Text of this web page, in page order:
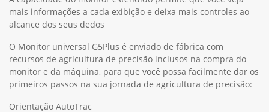
mais informações a cada exibição e deixa mais controles ao
alcance dos seus dedos
O Monitor universal G5Plus é enviado de fábrica com
recursos de agricultura de precisão inclusos na compra do
monitor e da máquina, para que você possa facilmente dar os
primeiros passos na sua jornada de agricultura de precisão:
Orientação AutoTrac